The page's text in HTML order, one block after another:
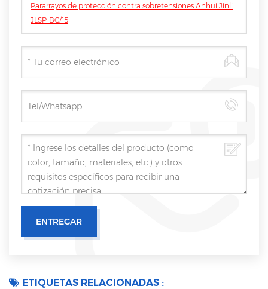
Pararrayos de protección contra sobretensiones Anhui Jinli
JLSP-BC/15
ETIQUETAS RELACIONADAS :